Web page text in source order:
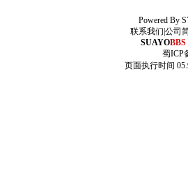
Powered By
联系我们 公司
SUAYOBBS
蜀ICP
页面执行时间